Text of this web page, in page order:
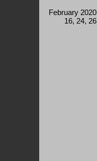
February 2020
16, 24, 26